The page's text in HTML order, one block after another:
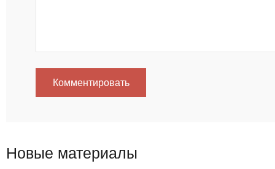
Комментировать
Новые материалы